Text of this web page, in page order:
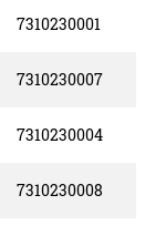
7310230001
7310230007
7310230004
7310230008